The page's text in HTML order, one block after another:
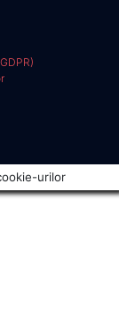
urilor